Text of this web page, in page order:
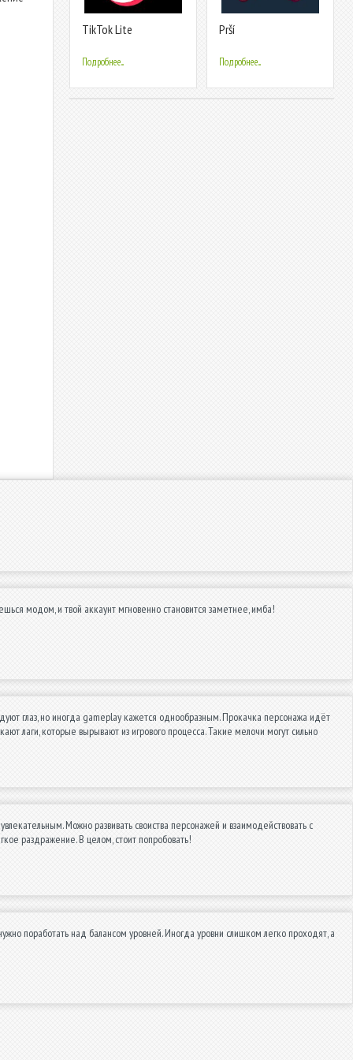
TikTok Lite
Подробнее...
Prší
Подробнее...
модом, и твой аккаунт мгновенно становится заметнее, имба!
глаз, но иногда gameplay кажется однообразным. Прокачка персонажа идёт
лаги, которые вырывают из игрового процесса. Такие мелочи могут сильно
Можно развивать своиства персонажей и взаимодействовать с
раздражение. В целом, стоит попробовать!
поработать над балансом уровней. Иногда уровни слишком легко проходят, а